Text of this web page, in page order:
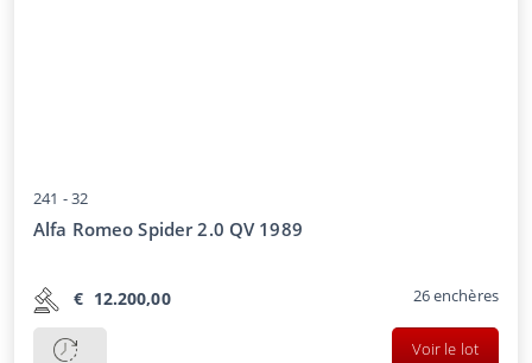
241 -32
Alfa Romeo Spider 2.0 QV 1989
€ 12.200,00 26enchères
Voir le lot